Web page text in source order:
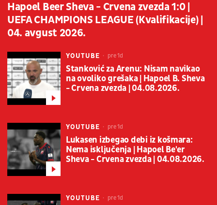
Hapoel Beer Sheva - Crvena zvezda 1:0 |
UEFA CHAMPIONS LEAGUE (Kvalifikacije) |
04. avgust 2026.
YOUTUBE pre 1d
Stanković za Arenu: Nisam navikao
na ovoliko grešaka | Hapoel B. Sheva
- Crvena zvezda | 04.08.2026.
YOUTUBE pre 1d
Lukasen izbegao debi iz košmara:
Nema isključenja | Hapoel Be'er
Sheva - Crvena zvezda | 04.08.2026.
YOUTUBE pre 1d